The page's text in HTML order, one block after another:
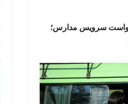
سرویس مدارس؛